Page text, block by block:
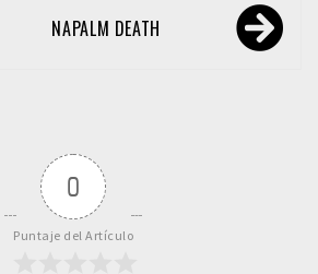
NAPALM DEATH
0
Puntaje del Artículo